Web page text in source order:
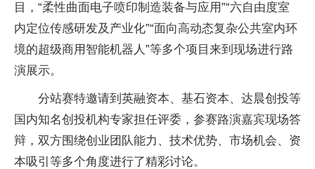
目，“柔性曲面电子喷印制造装备与应用”“六自由度室
内定位传感研发及产业化”“面向高动态复杂公共室内环
境的超级商用智能机器人”等多个项目来到现场进行路
演展示。
分站赛特邀请到英融资本、基石资本、达晨创投等
国内知名创投机构专家担任评委，参赛路演嘉宾现场答
辩，双方围绕创业团队能力、技术优势、市场机会、资
本吸引等多个角度进行了精彩讨论。